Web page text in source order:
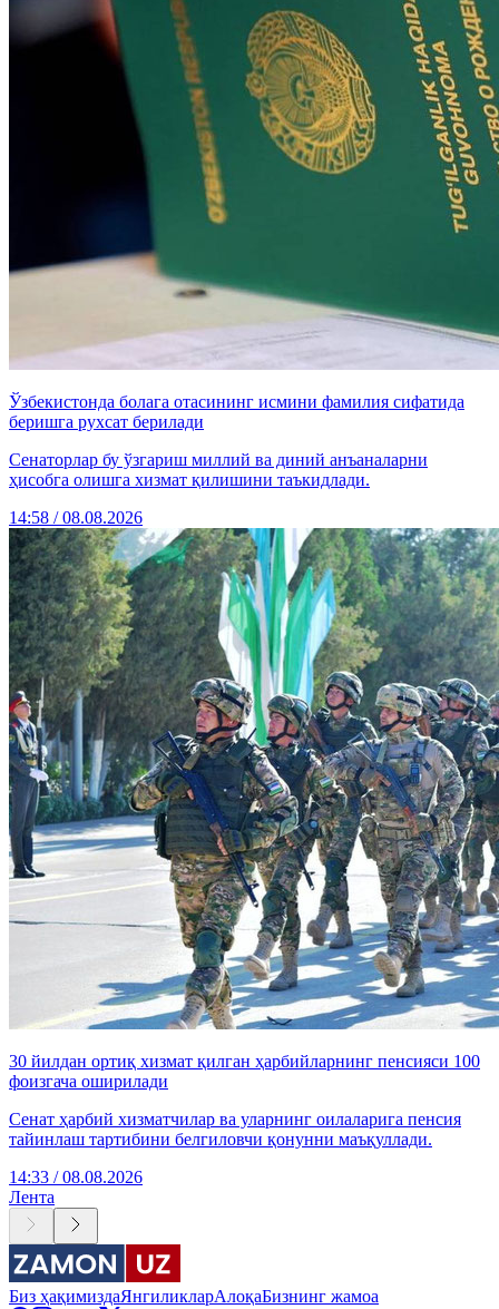
Ўзбекистонда болага отасининг исмини фамилия сифатида
беришга рухсат берилади
Сенаторлар бу ўзгариш миллий ва диний анъаналарни
ҳисобга олишга хизмат қилишини таъкидлади.
14:58 / 08.08.2026
30 йилдан ортиқ хизмат қилган ҳарбийларнинг пенсияси 100
фоизгача оширилади
Сенат ҳарбий хизматчилар ва уларнинг оилаларига пенсия
тайинлаш тартибини белгиловчи қонунни маъқуллади.
14:33 / 08.08.2026
Лента
Биз ҳақимиздаЯнгиликларАлоқаБизнинг жамоа